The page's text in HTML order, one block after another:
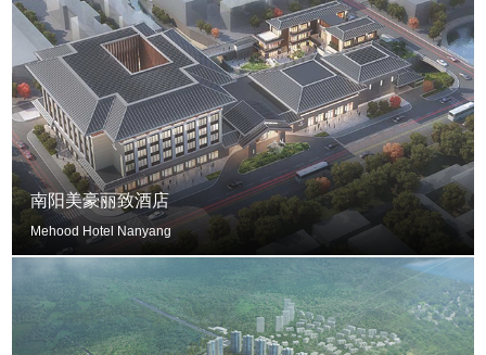
南阳美豪丽致酒店
Mehood Hotel Nanyang